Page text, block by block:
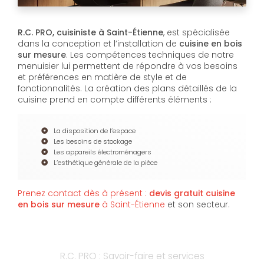
R.C. PRO, cuisiniste à Saint-Étienne, est spécialisée
dans la conception et l’installation de cuisine en bois
sur mesure. Les compétences techniques de notre
menuisier lui permettent de répondre à vos besoins
et préférences en matière de style et de
fonctionnalités. La création des plans détaillés de la
cuisine prend en compte différents éléments :
La disposition de l’espace
Les besoins de stockage
Les appareils électroménagers
L’esthétique générale de la pièce
Prenez contact dès à présent : devis gratuit cuisine
en bois sur mesure à Saint-Étienne et son secteur.
R.C. PRO : Savoir-faire et services